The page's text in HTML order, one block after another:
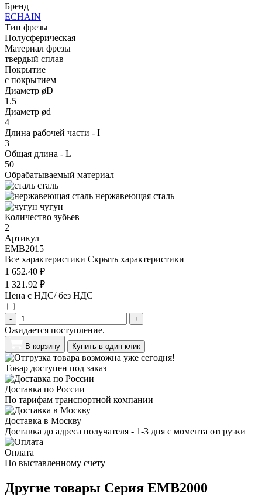
Бренд
ECHAIN
Тип фрезы
Полусферическая
Материал фрезы
твердый сплав
Покрытие
с покрытием
Диаметр øD
1.5
Диаметр ød
4
Длина рабочей части - I
3
Общая длина - L
50
Обрабатываемый материал
сталь
нержавеющая сталь
чугун
Количество зубьев
2
Артикул
EMB2015
Все характеристики Скрыть характеристики
1 652.40 ₽
1 321.92 ₽
Цена с НДС/ без НДС
- +
Ожидается поступление.
В корзину Купить в один клик
Товар доступен под заказ
Доставка по России
По тарифам транспортной компании
Доставка в Москву
Доставка до адреса получателя - 1-3 дня с момента отгрузки
Оплата
По выставленному счету
Другие товары Серия EMB2000